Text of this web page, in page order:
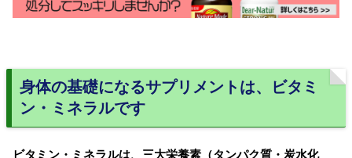
身体の基礎になるサプリメントは、ビタミ
ン・ミネラルです
ビタミン・ミネラルは、三大栄養素（タンパク質・炭水化